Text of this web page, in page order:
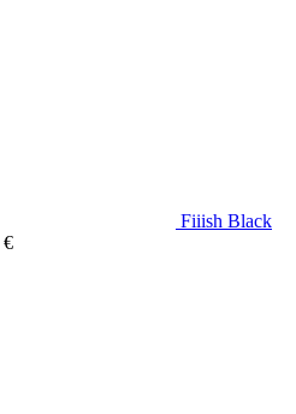
Fiiish Black
€